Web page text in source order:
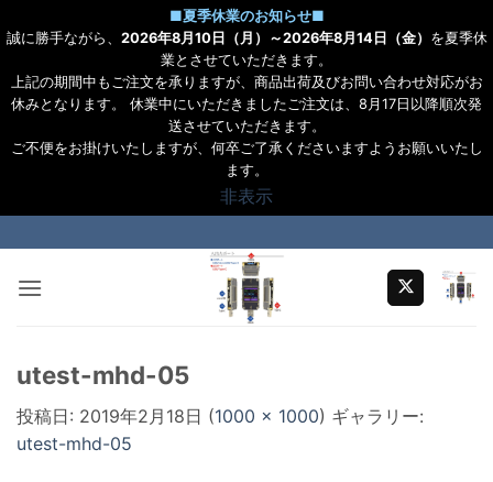
■夏季休業のお知らせ■
誠に勝手ながら、 2026年8月10日（月）～2026年8月14日（金） を夏季休
業とさせていただきます。
上記の期間中もご注文を承りますが、商品出荷及びお問い合わせ対応がお
休みとなります。 休業中にいただきましたご注文は、8月17日以降順次発
送させていただきます。
ご不便をお掛けいたしますが、何卒ご了承くださいますようお願いいたし
ます。
非表示
to
content
utest-mhd-05
投稿日: 2019年2月18日 (1000 × 1000) ギャラリー:
utest-mhd-05